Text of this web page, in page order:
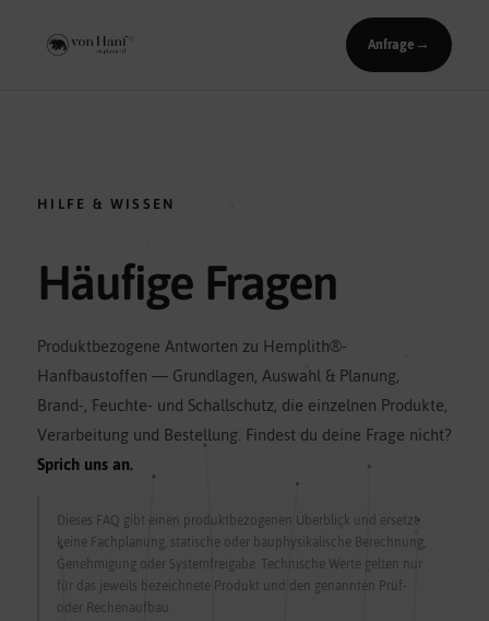
Anfrage→
HILFE & WISSEN
Häufige Fragen
Produktbezogene Antworten zu Hemplith®-
Hanfbaustoffen — Grundlagen, Auswahl & Planung,
Brand-, Feuchte- und Schallschutz, die einzelnen Produkte,
Verarbeitung und Bestellung. Findest du deine Frage nicht?
Sprich uns an.
Dieses FAQ gibt einen produktbezogenen Überblick und ersetzt
keine Fachplanung, statische oder bauphysikalische Berechnung,
Genehmigung oder Systemfreigabe. Technische Werte gelten nur
für das jeweils bezeichnete Produkt und den genannten Prüf-
oder Rechenaufbau.